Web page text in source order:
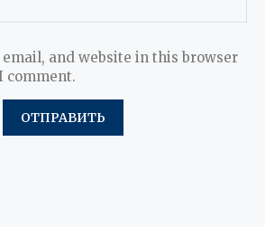
email, and website in this browser
comment.